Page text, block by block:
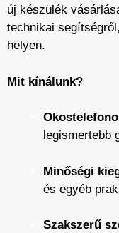
új készülék
technikai
helyen.
Mit kínálunk?
legismertebb
Minőségi
és egyéb
Szakszerű